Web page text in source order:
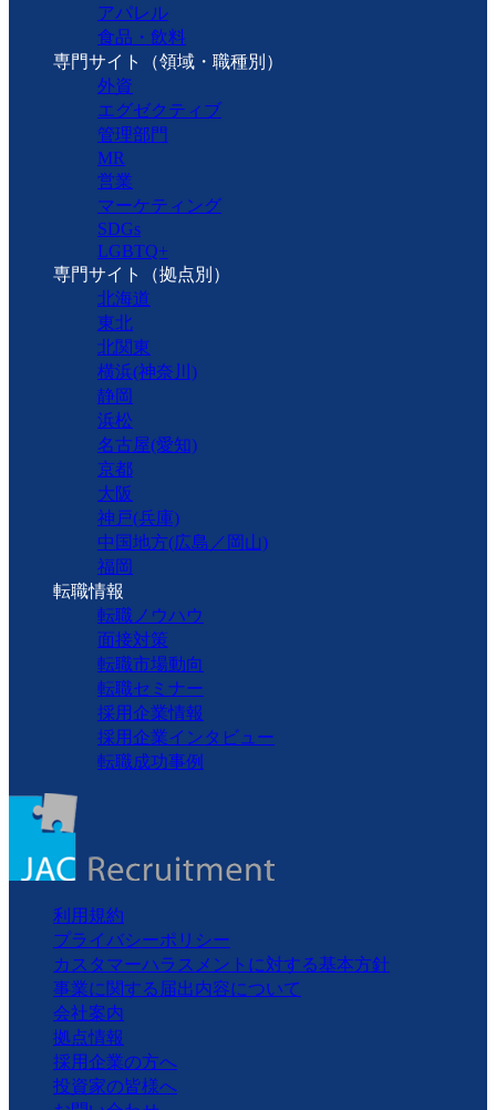
アパレル
食品・飲料
専門サイト（領域・職種別）
外資
エグゼクティブ
管理部門
MR
営業
マーケティング
SDGs
LGBTQ+
専門サイト（拠点別）
北海道
東北
北関東
横浜(神奈川)
静岡
浜松
名古屋(愛知)
京都
大阪
神戸(兵庫)
中国地方(広島／岡山)
福岡
転職情報
転職ノウハウ
面接対策
転職市場動向
転職セミナー
採用企業情報
採用企業インタビュー
転職成功事例
利用規約
プライバシーポリシー
カスタマーハラスメントに対する基本方針
事業に関する届出内容について
会社案内
拠点情報
採用企業の方へ
投資家の皆様へ